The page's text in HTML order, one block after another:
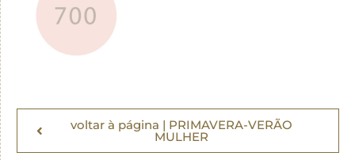
voltar à página | PRIMAVERA-VERÃO
MULHER